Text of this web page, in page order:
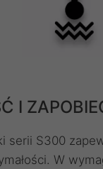
I
S300
W